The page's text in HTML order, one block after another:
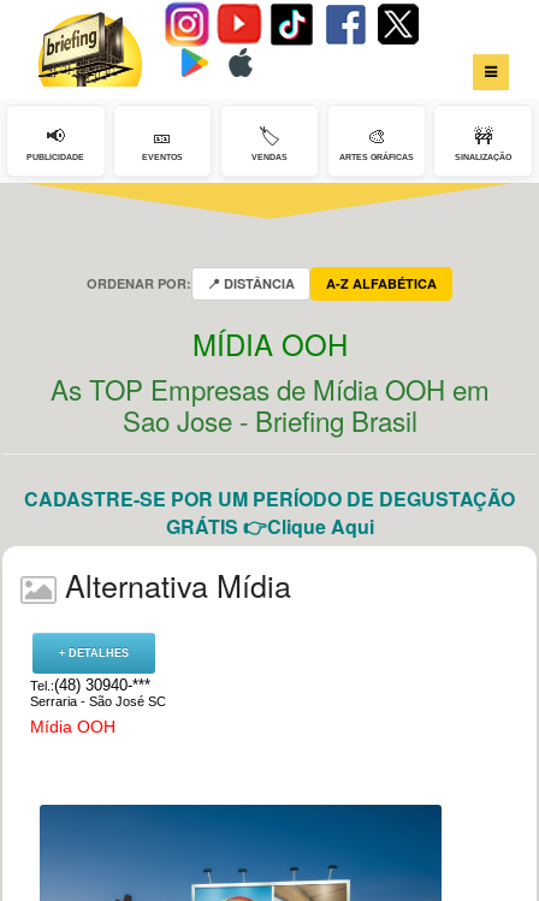
HOME
SERVIÇOS
📢
PUBLICIDADE
🎫
EVENTOS
🏷️
VENDAS
🎨
ARTES GRÁFICAS
🚧
SINALIZAÇÃO
ORDENAR POR: 📍 DISTÂNCIA A-Z ALFABÉTICA
MÍDIA OOH
As TOP Empresas de Mídia OOH em
Sao Jose - Briefing Brasil
CADASTRE-SE POR UM PERÍODO DE DEGUSTAÇÃO
GRÁTIS 👉Clique Aqui
Alternativa Mídia
+ DETALHES
Tel.:(48) 30940-***
Serraria - São José SC
Mídia OOH